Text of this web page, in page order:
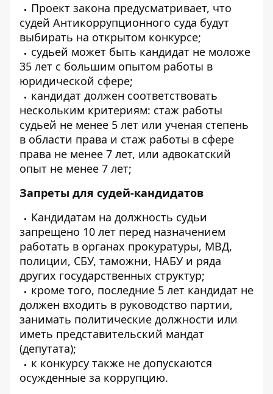
Проект закона предусматривает, что
судей Антикоррупционного суда будут
выбирать на открытом конкурсе;
судьей может быть кандидат не моложе
35 лет с большим опытом работы в
юридической сфере;
кандидат должен соответствовать
нескольким критериям: стаж работы
судьей не менее 5 лет или ученая степень
в области права и стаж работы в сфере
права не менее 7 лет, или адвокатский
опыт не менее 7 лет;
Запреты для судей-кандидатов
Кандидатам на должность судьи
запрещено 10 лет перед назначением
работать в органах прокуратуры, МВД,
полиции, СБУ, таможни, НАБУ и ряда
других государственных структур;
кроме того, последние 5 лет кандидат не
должен входить в руководство партии,
занимать политические должности или
иметь представительский мандат
(депутата);
к конкурсу также не допускаются
осужденные за коррупцию.